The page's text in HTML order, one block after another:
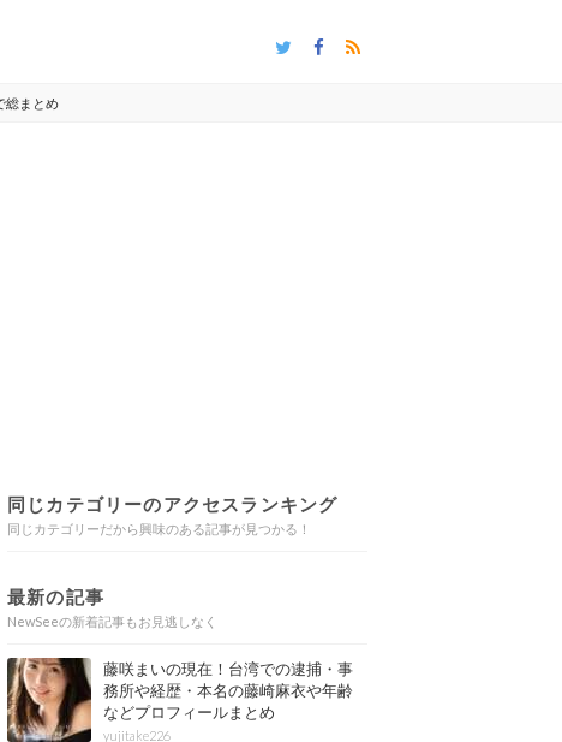
総まとめ
同じカテゴリーのアクセスランキング
同じカテゴリーだから興味のある記事が見つかる！
最新の記事
NewSeeの新着記事もお見逃しなく
藤咲まいの現在！台湾での逮捕・事
務所や経歴・本名の藤崎麻衣や年齢
などプロフィールまとめ
yujitake226